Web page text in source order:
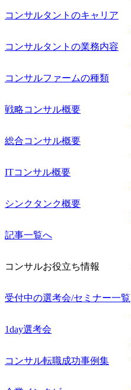
コンサルタントのキャリア
コンサルタントの業務内容
コンサルファームの種類
戦略コンサル概要
総合コンサル概要
ITコンサル概要
シンクタンク概要
記事一覧へ
コンサルお役立ち情報
受付中の選考会/セミナー一覧
1day選考会
コンサル転職成功事例集